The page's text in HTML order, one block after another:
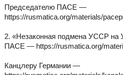
Председателю ПАСЕ —
https://rusmatica.org/materials/
2. «Незаконная подмена УССР на
ПАСЕ — https://rusmatica.org/
Канцлеру Германии —